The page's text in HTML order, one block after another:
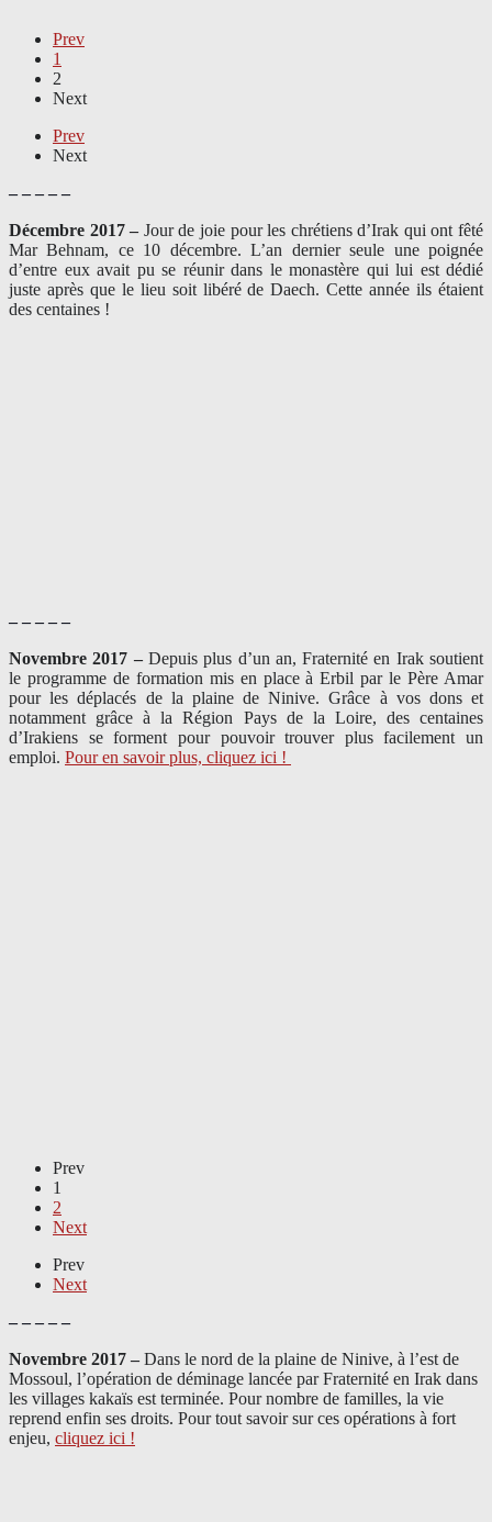
Prev
1
2
Next
Prev
Next
– – – – –
Décembre 2017 – Jour de joie pour les chrétiens d’Irak qui ont fêté
Mar Behnam, ce 10 décembre. L’an dernier seule une poignée
d’entre eux avait pu se réunir dans le monastère qui lui est dédié
juste après que le lieu soit libéré de Daech. Cette année ils étaient
des centaines !
– – – – –
Novembre 2017 – Depuis plus d’un an, Fraternité en Irak soutient
le programme de formation mis en place à Erbil par le Père Amar
pour les déplacés de la plaine de Ninive. Grâce à vos dons et
notamment grâce à la Région Pays de la Loire, des centaines
d’Irakiens se forment pour pouvoir trouver plus facilement un
emploi. Pour en savoir plus, cliquez ici !
Prev
1
2
Next
Prev
Next
– – – – –
Novembre 2017 – Dans le nord de la plaine de Ninive, à l’est de
Mossoul, l’opération de déminage lancée par Fraternité en Irak dans
les villages kakaïs est terminée. Pour nombre de familles, la vie
reprend enfin ses droits. Pour tout savoir sur ces opérations à fort
enjeu, cliquez ici !